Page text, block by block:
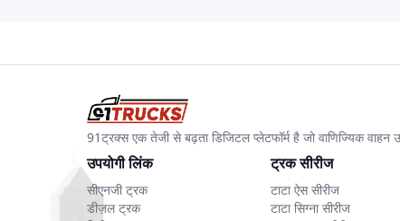
91ट्रक्स एक तेजी से बढ़ता डिजिटल प्लेटफॉर्म है जो वाणिज्यिक
उपयोगी लिंक
सीएनजी ट्रक
डीज़ल ट्रक
ट्रक सीरीज
टाटा ऐस सीरीज
टाटा सिग्ना सीरीज